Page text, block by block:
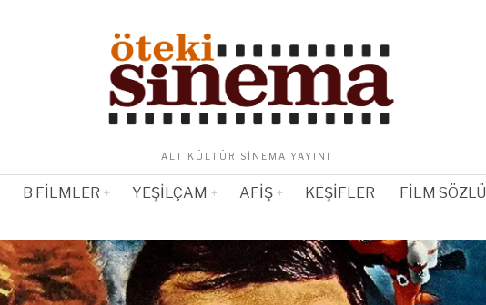
ALT KÜLTÜR SINEMA YAYINI
B FILMLER YEŞILÇAM AFIŞ KEŞIFLER FILM